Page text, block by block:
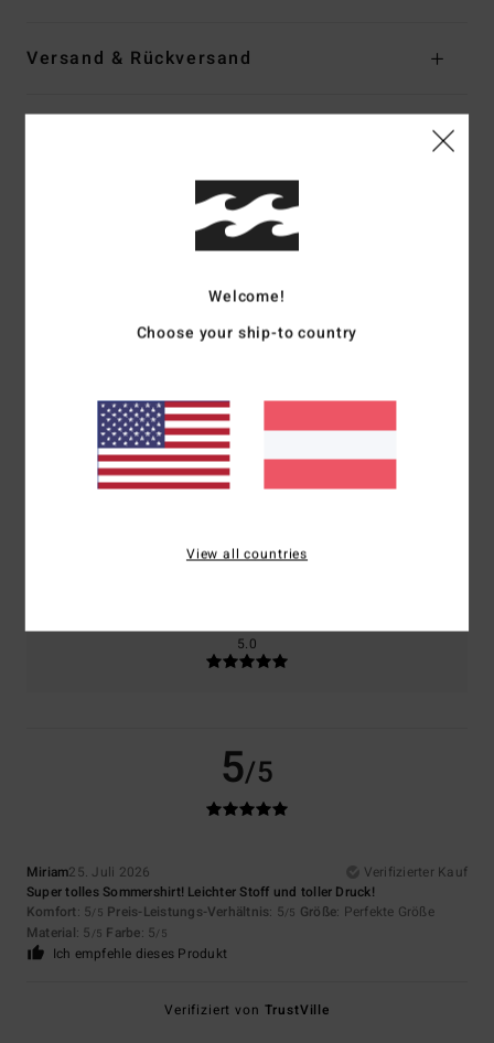
Versand & Rückversand
Durchschnittliche Bewertung
5.0/5
Komfort
5.0
Preis-Leistungs-Verhältnis
5.0
Zu groß
5.0
5/5
Miriam25. Juli 2026
Verifizierter Kauf
Super tolles Sommershirt! Leichter Stoff und toller Druck!
Komfort: 5/5 Preis-Leistungs-Verhältnis: 5/5 Größe: Perfekte Größe
Material: 5 /5 Farbe: 5/5
Ich empfehle dieses Produkt
Verifiziert von TrustVille
Welcome!
Choose your ship-to country
View all countries